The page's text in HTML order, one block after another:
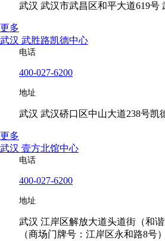
武汉 武汉市武昌区和平大道619号
更多
武汉 武胜路凯德中心
电话
400-027-6200
地址
武汉 武汉硚口区中山大道238号凯
更多
武汉 壹方北馆中心
电话
400-027-6200
地址
武汉 江岸区解放大道头道街（和
（商场门牌号：江岸区永和路8号）